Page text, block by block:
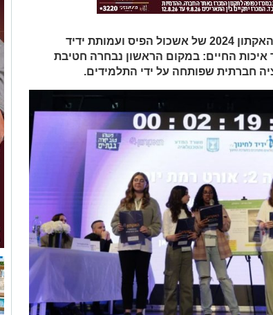
בשבוע שעבר התקיים האקתון 2024 של אשכול הפיס ועמותת ידיד
איכות החיים: במקום הראשון נבחרה חטיבת
חברתית שפותחה על ידי התלמידים.